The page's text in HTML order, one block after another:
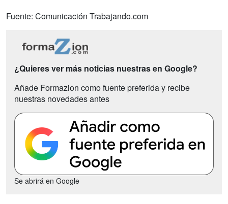
Fuente: Comunicación Trabajando.com
¿Quieres ver más noticias nuestras en Google?
Añade Formazion como fuente preferida y recibe
nuestras novedades antes
Se abrirá en Google